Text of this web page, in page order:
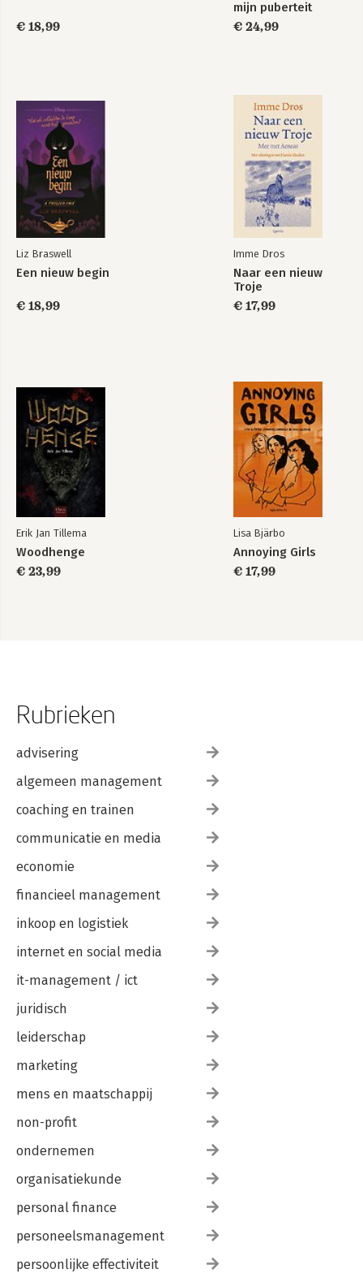
€ 18,99
mijn puberteit
verpestte
€ 24,99
Liz Braswell
Een nieuw begin
€ 18,99
Imme Dros
Naar een nieuw
Troje
€ 17,99
Erik Jan Tillema
Woodhenge
€ 23,99
Lisa Bjärbo
Annoying Girls
€ 17,99
Rubrieken
advisering
algemeen management
coaching en trainen
communicatie en media
economie
financieel management
inkoop en logistiek
internet en social media
it-management / ict
juridisch
leiderschap
marketing
mens en maatschappij
non-profit
ondernemen
organisatiekunde
personal finance
personeelsmanagement
persoonlijke effectiviteit